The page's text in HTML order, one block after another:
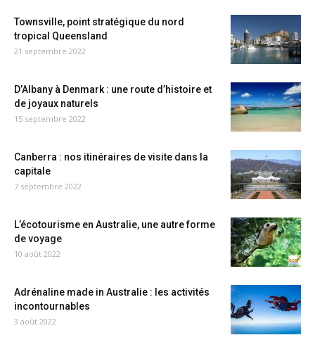
Townsville, point stratégique du nord
tropical Queensland
21 septembre 2022
D’Albany à Denmark : une route d’histoire et
de joyaux naturels
15 septembre 2022
Canberra : nos itinéraires de visite dans la
capitale
7 septembre 2022
L’écotourisme en Australie, une autre forme
de voyage
10 août 2022
Adrénaline made in Australie : les activités
incontournables
3 août 2022